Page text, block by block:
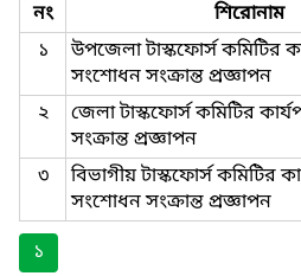
নং শিরোনাম
১
উপজেলা টাস্কফোর্স কমিটির
সংশোধন সংক্রান্ত প্রজ্ঞাপন
২
জেলা টাস্কফোর্স কমিটির
সংক্রান্ত প্রজ্ঞাপন
৩
বিভাগীয় টাস্কফোর্স কমিটির
সংশোধন সংক্রান্ত প্রজ্ঞাপন
১